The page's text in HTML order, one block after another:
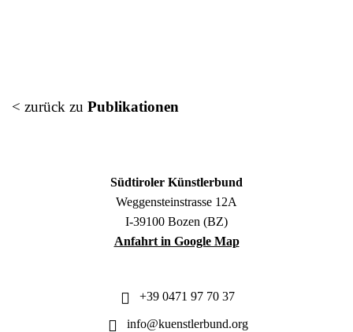
< zurück zu Publikationen
Südtiroler Künstlerbund
Weggensteinstrasse 12A
I-39100 Bozen (BZ)
Anfahrt in Google Map
+39 0471 97 70 37
info@kuenstlerbund.org